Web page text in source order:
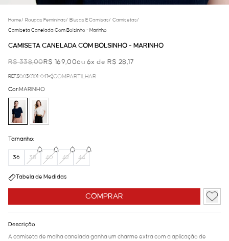
Home/ Roupas Femininas/ Blusas E Camisas/ Camisetas/
Camiseta Canelada Com Bolsinho - Marinho
CAMISETA CANELADA COM BOLSINHO - MARINHO
R$ 338,00R$ 169,00ou 6x de R$ 28,17
REF.50.03.0101-041 COMPARTILHAR
COMPRAR
Cor:MARINHO
Tamanho:
36 38 40 42 44
Tabela de Medidas
Descrição
A camiseta de malha canelada ganha um charme extra com a aplicação de